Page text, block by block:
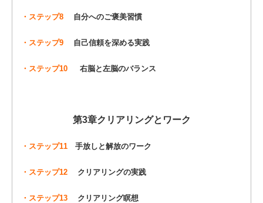
・ステップ8 自分へのご褒美習慣
・ステップ9 自己信頼を深める実践
・ステップ10 右脳と左脳のバランス
第3章クリアリングとワーク
・ステップ11 手放しと解放のワーク
・ステップ12 クリアリングの実践
・ステップ13 クリアリング瞑想